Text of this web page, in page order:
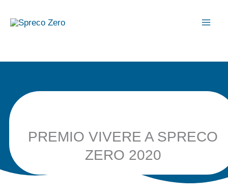
PREMIO VIVERE A SPRECO
ZERO 2020